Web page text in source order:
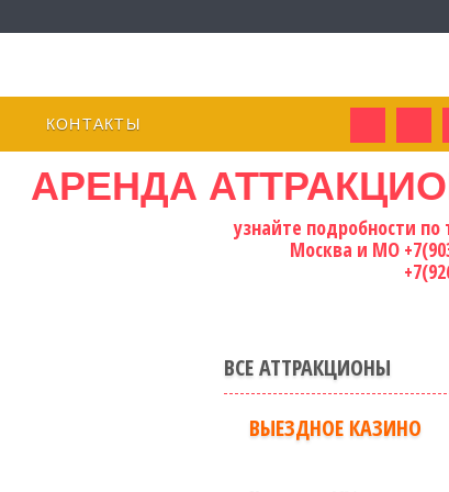
АРЕНДА
КОНТАКТЫ
узнайте подробности
Москва и МО
ВСЕ АТТРАКЦИОНЫ
ВЫЕЗДНОЕ КАЗИНО